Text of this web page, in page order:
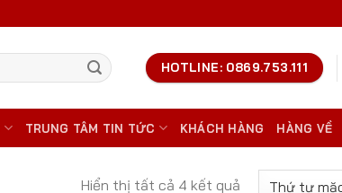
HOTLINE: 0869.753.111
TRUNG TÂM TIN TỨC KHÁCH HÀNG HÀNG VỀ
Hiển thị tất cả 4 kết quả